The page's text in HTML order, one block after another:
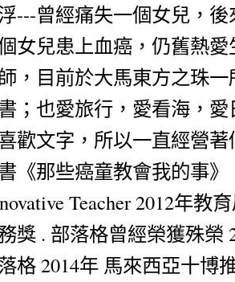
---曾經痛失一個女兒，
女兒患上血癌，仍舊熱
，目前於大馬東方之珠
；也愛旅行，愛看海，
歡文字，所以一直經營
《那些癌童教會我的事
Teacher 2012年教
獎 . 部落格曾經榮獲殊榮
格 2014年 馬來西亞十博